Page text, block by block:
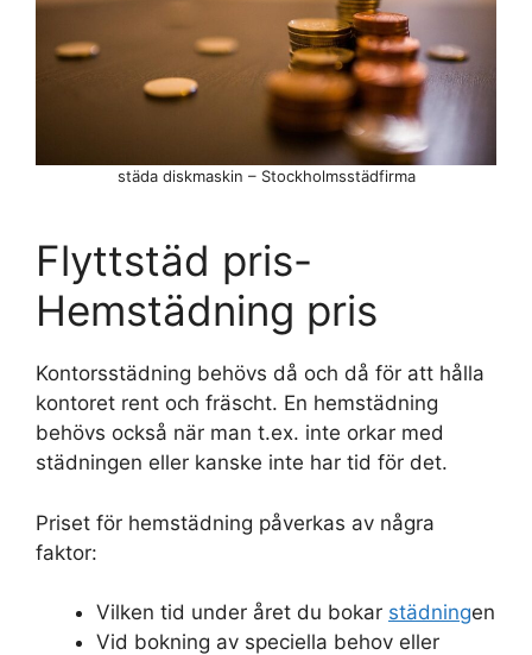
städa diskmaskin – Stockholmsstädfirma
Flyttstäd pris-
Hemstädning pris
Kontorsstädning behövs då och då för att hålla
kontoret rent och fräscht. En hemstädning
behövs också när man t.ex. inte orkar med
städningen eller kanske inte har tid för det.
Priset för hemstädning påverkas av några
faktor:
Vilken tid under året du bokar städningen
Vid bokning av speciella behov eller